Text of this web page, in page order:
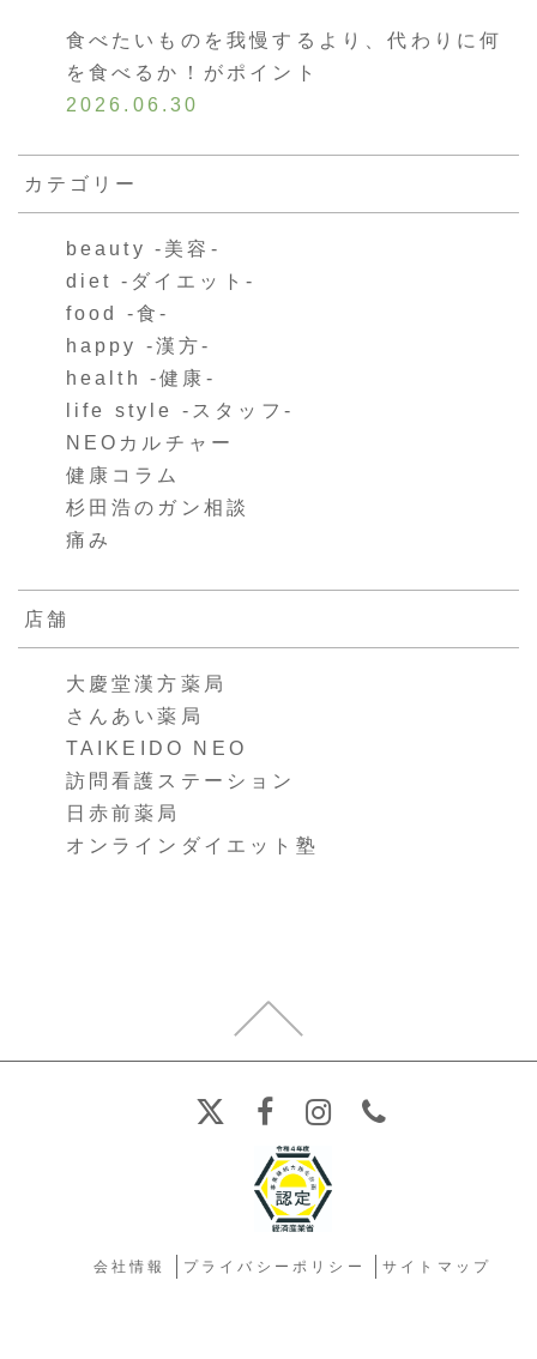
食べたいものを我慢するより、代わりに何
を食べるか！がポイント
2026.06.30
カテゴリー
beauty -美容-
diet -ダイエット-
food -食-
happy -漢方-
health -健康-
life style -スタッフ-
NEOカルチャー
健康コラム
杉田浩のガン相談
痛み
店舗
大慶堂漢方薬局
さんあい薬局
TAIKEIDO NEO
訪問看護ステーション
日赤前薬局
オンラインダイエット塾
会社情報 プライバシーポリシー サイトマップ